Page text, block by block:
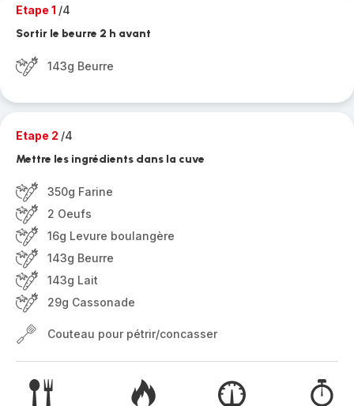
Etape 1 /4
Sortir le beurre 2 h avant
143g Beurre
Etape 2 /4
Mettre les ingrédients dans la cuve
350g Farine
2 Oeufs
16g Levure boulangère
143g Beurre
143g Lait
29g Cassonade
Couteau pour pétrir/concasser